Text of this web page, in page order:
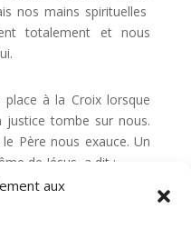
aux
nos mains spirituelles
totalement et nous
à la Croix lorsque
tombe sur nous.
Père nous exauce. Un
de Jésus, a dit :
bien-aimé en qui j’ai mis